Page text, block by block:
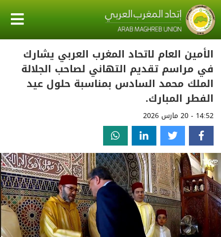
الأمين العام لاتحاد المغرب العربي يشارك
في مراسم تقديم التهاني لصاحب الجلالة
الملك محمد السادس بمناسبة حلول عيد
الفطر المبارك.
14:52 - 20 مارس 2026